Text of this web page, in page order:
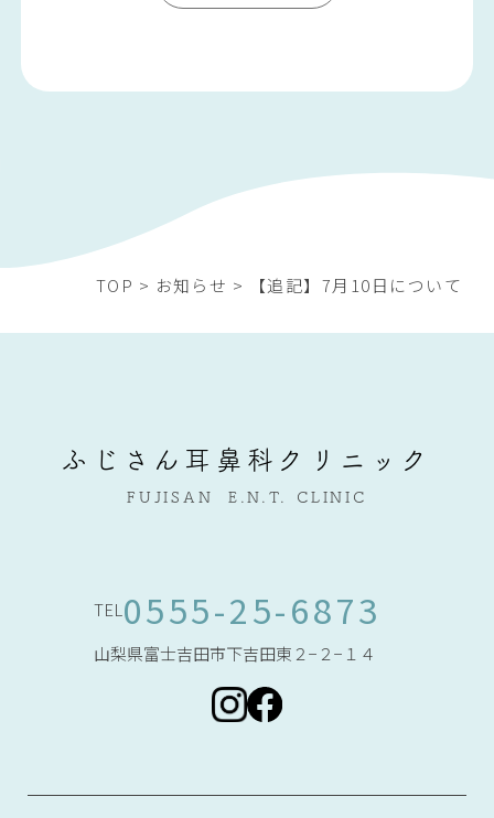
TOP > お知らせ > 【追記】7月10日について
ふじさん耳鼻科クリニック
FUJISAN E.N.T. CLINIC
TEL 0555-25-6873
山梨県富士吉田市下吉田東２−２−１４